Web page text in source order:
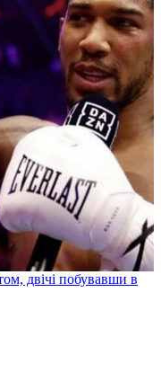
двічі побувавши в